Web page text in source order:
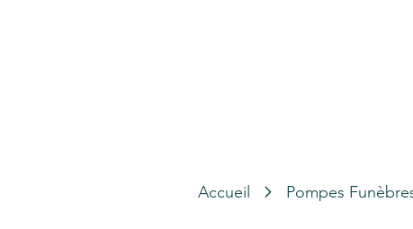
Accueil Pompes